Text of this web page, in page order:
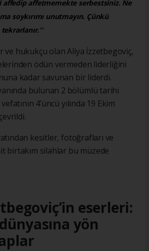
affedip affetmemekte serbestsiniz. Ne
soykırımı unutmayın. Çünkü
tekrarlanır.''
ve hukukçu olan Aliya İzzetbegoviç,
ödün vermeden liderliğini
kadar savunan bir liderdi.
bulunan 2 bölümlü tarihi
4’üncü yılında 19 Ekim
kesitler, fotoğrafları ve
birtakım silahlar bu müzede
eserleri:
yön